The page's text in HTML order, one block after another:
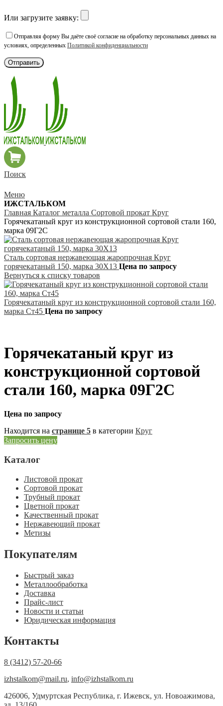
Или загрузите заявку:
Отправляя форму Вы даёте своё согласие на обработку персональных данных на
условиях, определенных Политикой конфиденциальности
Поиск
Меню
ИЖСТАЛЬКОМ
Главная Каталог металла Сортовой прокат Круг
Горячекатаный круг из конструкционной сортовой стали 160,
марка 09Г2С
Сталь сортовая нержавеющая жаропрочная Круг
горячекатаный 150, марка 30Х13 Цена по запросу
Вернуться к списку товаров
Горячекатаный круг из конструкционной сортовой стали 160,
марка Ст45 Цена по запросу
Горячекатаный круг из
конструкционной сортовой
стали 160, марка 09Г2С
Цена по запросу
Находится на странице 5 в категории Круг
Запросить цену
Каталог
Листовой прокат
Сортовой прокат
Трубный прокат
Цветной прокат
Качественный прокат
Нержавеющий прокат
Метизы
Покупателям
Быстрый заказ
Металлообработка
Доставка
Прайс-лист
Новости и статьи
Юридическая информация
Контакты
8 (3412) 57-20-66
izhstalkom@mail.ru, info@izhstalkom.ru
426006, Удмуртская Республика, г. Ижевск, ул. Новоажимова,